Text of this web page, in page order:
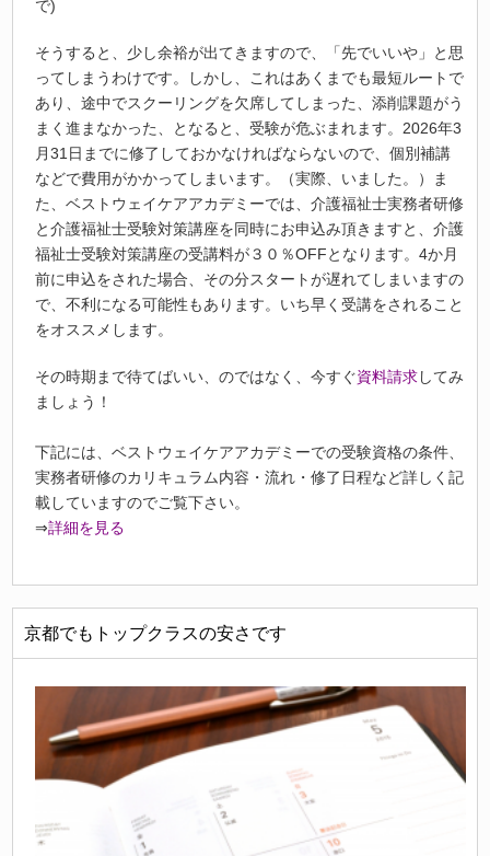
で)
そうすると、少し余裕が出てきますので、「先でいいや」と思
ってしまうわけです。しかし、これはあくまでも最短ルートで
あり、途中でスクーリングを欠席してしまった、添削課題がう
まく進まなかった、となると、受験が危ぶまれます。2026年3
月31日までに修了しておかなければならないので、個別補講
などで費用がかかってしまいます。（実際、いました。）ま
た、ベストウェイケアアカデミーでは、介護福祉士実務者研修
と介護福祉士受験対策講座を同時にお申込み頂きますと、介護
福祉士受験対策講座の受講料が３０％OFFとなります。4か月
前に申込をされた場合、その分スタートが遅れてしまいますの
で、不利になる可能性もあります。いち早く受講をされること
をオススメします。
その時期まで待てばいい、のではなく、今すぐ資料請求してみ
ましょう！
下記には、ベストウェイケアアカデミーでの受験資格の条件、
実務者研修のカリキュラム内容・流れ・修了日程など詳しく記
載していますのでご覧下さい。
⇒詳細を見る
京都でもトップクラスの安さです